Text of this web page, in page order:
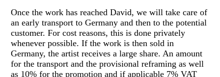
Once the work has reached David, we will take care of
an early transport to Germany and then to the potential
customer. For cost reasons, this is done privately
whenever possible. If the work is then sold in
Germany, the artist receives a large share. An amount
for the transport and the provisional reframing as well
as 10% for the promotion and if applicable 7% VAT